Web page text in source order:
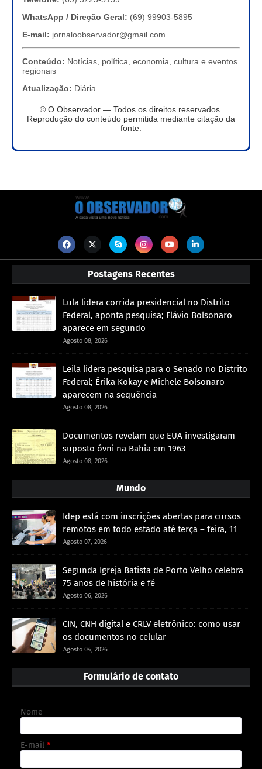
WhatsApp / Direção Geral: (69) 99903-5895
E-mail: jornaloobservador@gmail.com
Conteúdo: Notícias, política, economia, cultura e eventos
regionais
Atualização: Diária
© O Observador — Todos os direitos reservados.
Reprodução do conteúdo permitida mediante citação da
fonte.
Postagens Recentes
Lula lidera corrida presidencial no Distrito
Federal, aponta pesquisa; Flávio Bolsonaro
aparece em segundo
Agosto 08, 2026
Leila lidera pesquisa para o Senado no Distrito
Federal; Érika Kokay e Michele Bolsonaro
aparecem na sequência
Agosto 08, 2026
Documentos revelam que EUA investigaram
suposto óvni na Bahia em 1963
Agosto 08, 2026
Mundo
Idep está com inscrições abertas para cursos
remotos em todo estado até terça – feira, 11
Agosto 07, 2026
Segunda Igreja Batista de Porto Velho celebra
75 anos de história e fé
Agosto 06, 2026
CIN, CNH digital e CRLV eletrônico: como usar
os documentos no celular
Agosto 04, 2026
Formulário de contato
Nome
E-mail *